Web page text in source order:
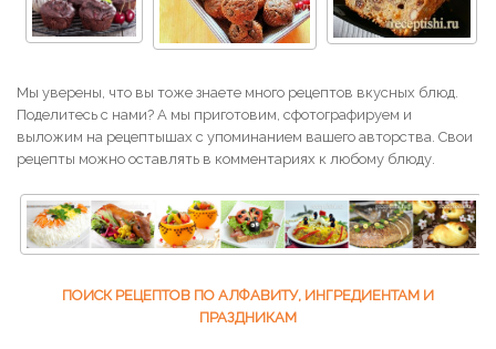
Мы уверены, что вы тоже знаете много рецептов вкусных блюд.
Поделитесь с нами? А мы приготовим, сфотографируем и
выложим на рецептышах с упоминанием вашего авторства. Свои
рецепты можно оставлять в комментариях к любому блюду.
ПОИСК РЕЦЕПТОВ ПО АЛФАВИТУ, ИНГРЕДИЕНТАМ И
ПРАЗДНИКАМ